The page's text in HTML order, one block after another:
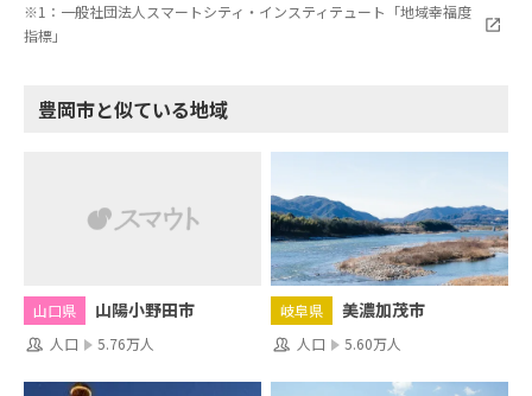
※1：一般社団法人スマートシティ・インスティテュート「地域幸福度
指標」
豊岡市と似ている地域
山口県 山陽小野田市
人口 5.76万人
岐阜県 美濃加茂市
人口 5.60万人